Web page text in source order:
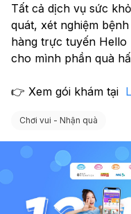
Tất cả dịch vụ sức
quát, xét nghiệm
hàng trực tuyến Hello
cho mình phần quà
👉 Xem gói khám tại
Chơi vui - Nhận quà